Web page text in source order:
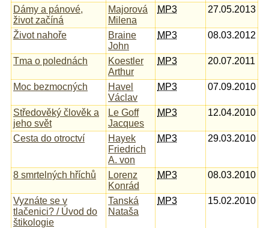
Dámy a pánové,
život začíná
Majorová
Milena
MP3 27.05.2013
Život nahoře
Braine
John
MP3 08.03.2012
Tma o polednách
Koestler
Arthur
MP3 20.07.2011
Moc bezmocných
Havel
Václav
MP3 07.09.2010
Středověký člověk a
jeho svět
Le Goff
Jacques
MP3 12.04.2010
Cesta do otroctví
Hayek
Friedrich
A. von
MP3 29.03.2010
8 smrtelných hříchů
Lorenz
Konrád
MP3 08.03.2010
Vyznáte se v
tlačenici? / Úvod do
štikologie
Tanská
Nataša
MP3 15.02.2010